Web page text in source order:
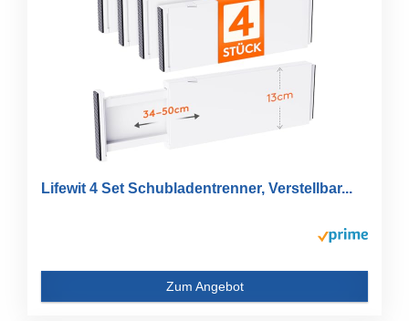
Lifewit 4 Set Schubladentrenner, Verstellbar...
Zum Angebot